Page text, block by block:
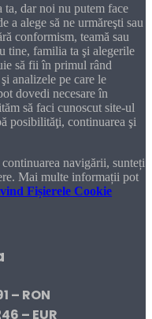
ta, dar noi nu putem face
a alege să ne urmăreşti sau
conformism, teamă sau
tine, familia ta şi alegerile
să fii în primul rând
analizele pe care le
dovedi necesare în
să faci cunoscut site-ul
posibilităţi, continuarea şi
navigării, sunteți
Mai multe informații pot
Fișierele Cookie
– RON
– EUR